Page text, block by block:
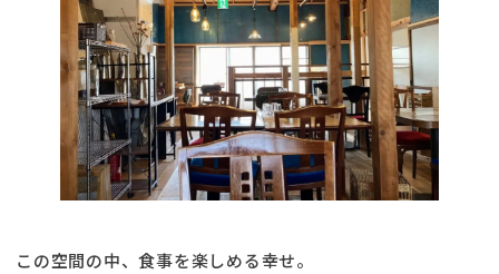
この空間の中、食事を楽しめる幸せ。